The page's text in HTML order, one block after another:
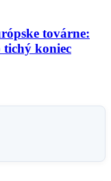
továrne:
tichý koniec